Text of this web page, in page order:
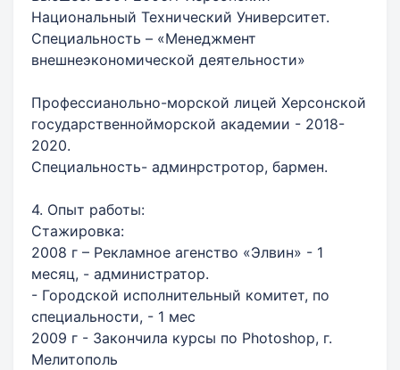
Национальный Технический Университет.
Специальность – «Менеджмент
внешнеэкономической деятельности»
Профессианольно-морской лицей Херсонской
государственнойморской академии - 2018-
2020.
Специальность- админрстротор, бармен.
4. Опыт работы:
Стажировка:
2008 г – Рекламное агенство «Элвин» - 1
месяц, - администратор.
- Городской исполнительный комитет, по
специальности, - 1 мес
2009 г - Закончила курсы по Photoshop, г.
Мелитополь